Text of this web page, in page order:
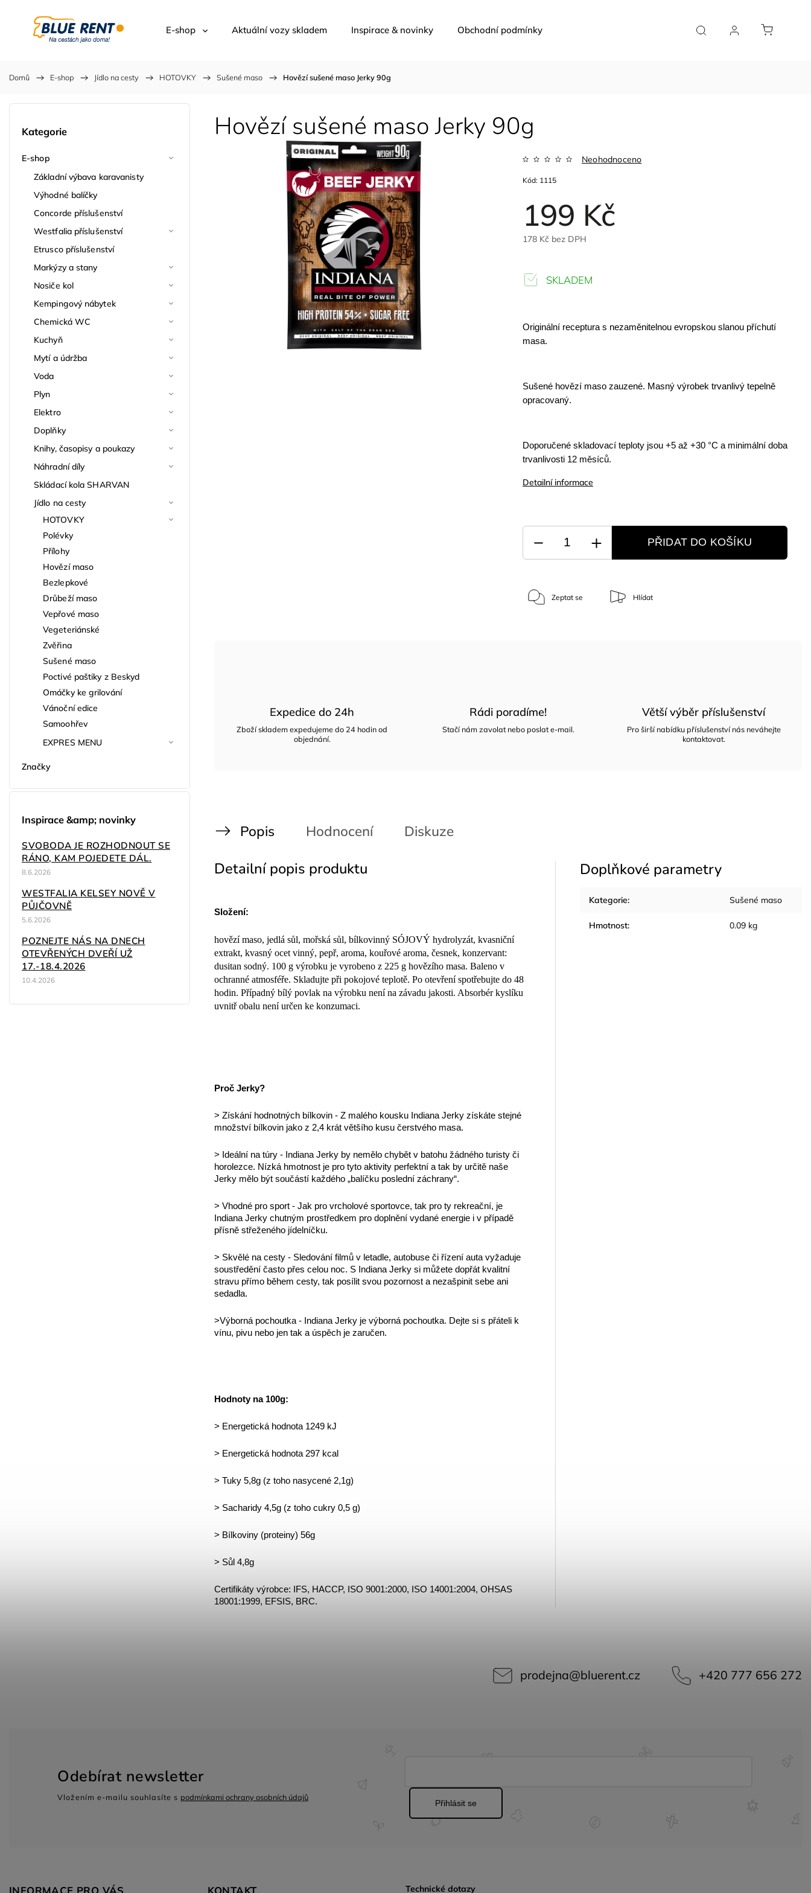
E-shop Aktuální vozy skladem Inspirace & novinky Obchodní podmínky
Domů / E-shop / Jídlo na cesty / HOTOVKY / Sušené maso / Hovězí sušené maso Jerky 90g
Kategorie
E-shop
Základní výbava karavanisty
Výhodné balíčky
Concorde příslušenství
Westfalia příslušenství
Etrusco příslušenství
Markýzy a stany
Nosiče kol
Kempingový nábytek
Chemická WC
Kuchyň
Mytí a údržba
Voda
Plyn
Elektro
Doplňky
Knihy, časopisy a poukazy
Náhradní díly
Skládací kola SHARVAN
Jídlo na cesty
HOTOVKY
Polévky
Přílohy
Hovězí maso
Bezlepkové
Drůbeží maso
Vepřové maso
Vegeteriánské
Zvěřina
Sušené maso
Poctivé paštiky z Beskyd
Omáčky ke grilování
Vánoční edice
Samoohřev
EXPRES MENU
Značky
Inspirace &amp; novinky
SVOBODA JE ROZHODNOUT SE
RÁNO, KAM POJEDETE DÁL.
8.6.2026
WESTFALIA KELSEY NOVĚ V
PŮJČOVNĚ
5.6.2026
POZNEJTE NÁS NA DNECH
OTEVŘENÝCH DVEŘÍ UŽ
17.-18.4.2026
10.4.2026
Hovězí sušené maso Jerky 90g
Neohodnoceno
199 Kč
178 Kč bez DPH
Kód: 1115
Originální receptura s nezaměnitelnou evropskou slanou příchutí
masa.
Sušené hovězí maso zauzené. Masný výrobek trvanlivý tepelně
opracovaný.
Doporučené skladovací teploty jsou +5 až +30 °C a minimální doba
trvanlivosti 12 měsíců.
Detailní informace
SKLADEM
PŘIDAT DO KOŠÍKU
Zeptat se Hlídat
Expedice do 24h
Zboží skladem expedujeme do 24 hodin od
objednání.
Rádi poradíme!
Stačí nám zavolat nebo poslat e-mail.
Větší výběr příslušenství
Pro širší nabídku příslušenství nás neváhejte
kontaktovat.
Popis Hodnocení Diskuze
Detailní popis produktu
Složení:
hovězí maso, jedlá sůl, mořská sůl, bílkovinný SÓJOVÝ hydrolyzát, kvasniční
extrakt, kvasný ocet vinný, pepř, aroma, kouřové aroma, česnek, konzervant:
dusitan sodný. 100 g výrobku je vyrobeno z 225 g hovězího masa. Baleno v
ochranné atmosféře. Skladujte při pokojové teplotě. Po otevření spotřebujte do 48
hodin. Případný bílý povlak na výrobku není na závadu jakosti. Absorbér kyslíku
uvnitř obalu není určen ke konzumaci.
Proč Jerky?
> Získání hodnotných bílkovin - Z malého kousku Indiana Jerky získáte stejné
množství bílkovin jako z 2,4 krát většího kusu čerstvého masa.
> Ideální na túry - Indiana Jerky by nemělo chybět v batohu žádného turisty či
horolezce. Nízká hmotnost je pro tyto aktivity perfektní a tak by určitě naše
Jerky mělo být součástí každého „balíčku poslední záchrany“.
> Vhodné pro sport - Jak pro vrcholové sportovce, tak pro ty rekreační, je
Indiana Jerky chutným prostředkem pro doplnění vydané energie i v případě
přísně střeženého jídelníčku.
> Skvělé na cesty - Sledování filmů v letadle, autobuse či řízení auta vyžaduje
soustředění často přes celou noc. S Indiana Jerky si můžete dopřát kvalitní
stravu přímo během cesty, tak posílit svou pozornost a nezašpinit sebe ani
sedadla.
>Výborná pochoutka - Indiana Jerky je výborná pochoutka. Dejte si s přáteli k
vínu, pivu nebo jen tak a úspěch je zaručen.
Hodnoty na 100g:
> Energetická hodnota 1249 kJ
> Energetická hodnota 297 kcal
> Tuky 5,8g (z toho nasycené 2,1g)
> Sacharidy 4,5g (z toho cukry 0,5 g)
> Bílkoviny (proteiny) 56g
> Sůl 4,8g
Certifikáty výrobce: IFS, HACCP, ISO 9001:2000, ISO 14001:2004, OHSAS
18001:1999, EFSIS, BRC.
Doplňkové parametry
Kategorie: Sušené maso
Hmotnost: 0.09 kg
prodejna@bluerent.cz +420 777 656 272
Odebírat newsletter
Vložením e-mailu souhlasíte s podmínkami ochrany osobních údajů
Přihlásit se
Technické dotazy